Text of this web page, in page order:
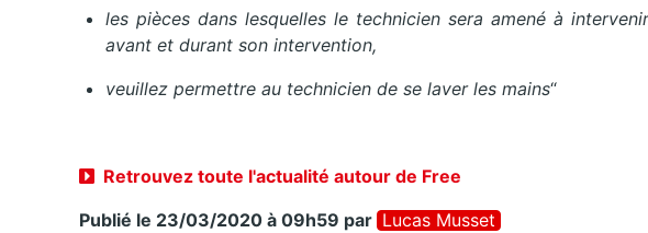
les pièces dans lesquelles le technicien sera amené à
avant et durant son intervention,
veuillez permettre au technicien de se laver les mains“
Retrouvez toute l'actualité autour de Free
Publié le 23/03/2020 à 09h59 par Lucas Musset